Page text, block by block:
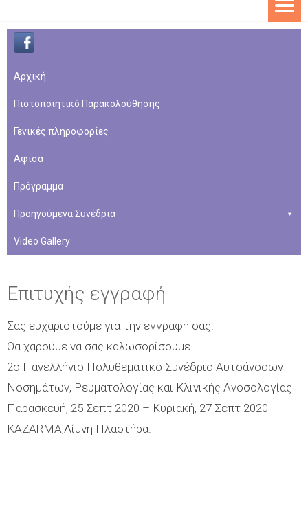
Aρχική
Πιστοποιητικό Παρακολούθησης
Γενικές πληροφορίες
Αφίσα
Πρόγραμμα
Προηγούμενα Συνέδρια
Video Gallery
Επιτυχής εγγραφή
Σας ευχαριστούμε για την εγγραφή σας.
Θα χαρούμε να σας καλωσορίσουμε.
2ο Πανελλήνιο Πολυθεματικό Συνέδριο Αυτοάνοσων
Νοσημάτων, Ρευματολογίας και Κλινικής Ανοσολογίας
Παρασκευή, 25 Σεπτ 2020 – Κυριακή, 27 Σεπτ 2020
KAZARMA,Λίμνη Πλαστήρα.